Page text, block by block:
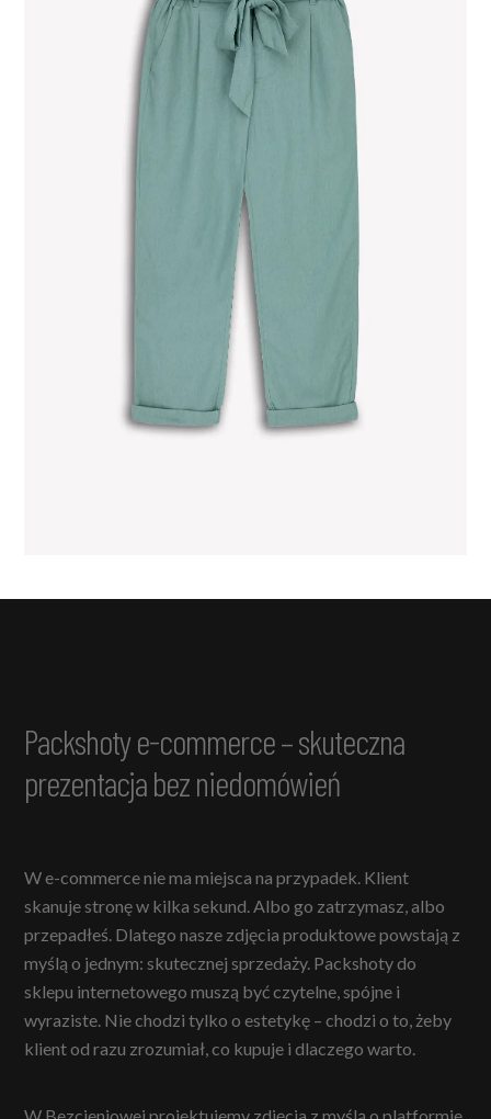
Packshoty e-commerce – skuteczna
prezentacja bez niedomówień
W e-commerce nie ma miejsca na przypadek. Klient
skanuje stronę w kilka sekund. Albo go zatrzymasz, albo
przepadłeś. Dlatego nasze zdjęcia produktowe powstają z
myślą o jednym: skutecznej sprzedaży. Packshoty do
sklepu internetowego muszą być czytelne, spójne i
wyraziste. Nie chodzi tylko o estetykę – chodzi o to, żeby
klient od razu zrozumiał, co kupuje i dlaczego warto.
W Bezcieniowej projektujemy zdjęcia z myślą o platformie,